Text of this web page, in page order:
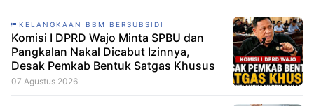
KELANGKAAN BBM BERSUBSIDI
Komisi I DPRD Wajo Minta SPBU dan
Pangkalan Nakal Dicabut Izinnya,
Desak Pemkab Bentuk Satgas Khusus
07 Agustus 2026